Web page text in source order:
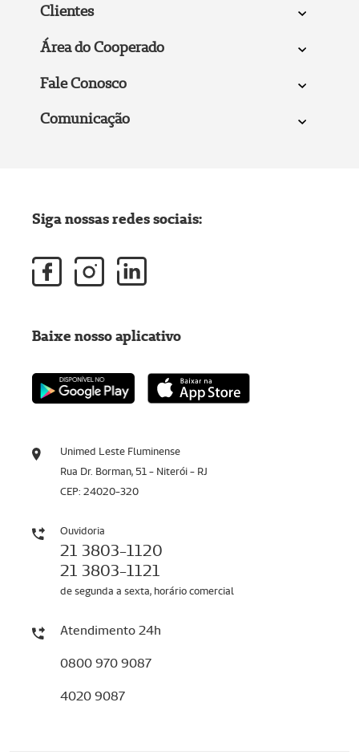
Clientes
Área do Cooperado
Fale Conosco
Comunicação
Unimed Leste Fluminense
Rua Dr. Borman, 51 - Niterói - RJ
CEP: 24020-320
Ouvidoria
21 3803-1120
21 3803-1121
de segunda a sexta, horário comercial
Atendimento 24h
0800 970 9087
4020 9087
Siga nossas redes sociais:
Baixe nosso aplicativo